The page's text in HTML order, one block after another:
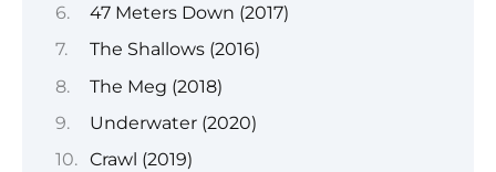
47 Meters Down (2017)
The Shallows (2016)
The Meg (2018)
Underwater (2020)
Crawl (2019)